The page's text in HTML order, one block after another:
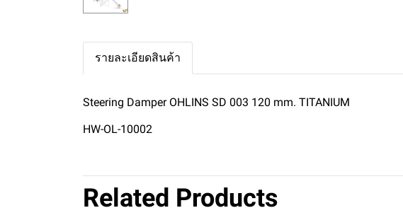
รายละเอียดสินค้า
Steering Damper OHLINS SD 003 120 mm. TITANIUM
HW-OL-10002
Related Products